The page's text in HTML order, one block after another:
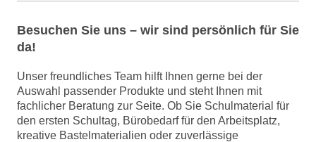
Besuchen Sie uns – wir sind persönlich für Sie
da!
Unser freundliches Team hilft Ihnen gerne bei der
Auswahl passender Produkte und steht Ihnen mit
fachlicher Beratung zur Seite. Ob Sie Schulmaterial für
den ersten Schultag, Bürobedarf für den Arbeitsplatz,
kreative Bastelmaterialien oder zuverlässige